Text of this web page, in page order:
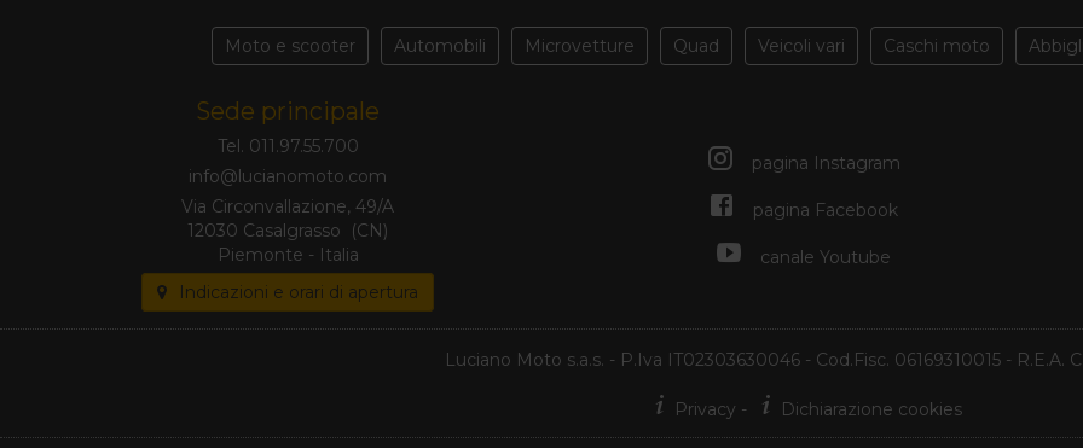
Moto e scooter Automobili Microvetture Quad Veicoli vari Caschi moto
Sede principale
Tel. 011.97.55.700
Via Circonvallazione, 49/A
12030 Casalgrasso (CN)
Piemonte - Italia
Indicazioni e orari di apertura
pagina Instagram
pagina Facebook
canale Youtube
Luciano Moto s.a.s. - P.Iva IT02303630046- Cod.Fisc. 06169310015 - R.E.A.
Privacy - Dichiarazione cookies